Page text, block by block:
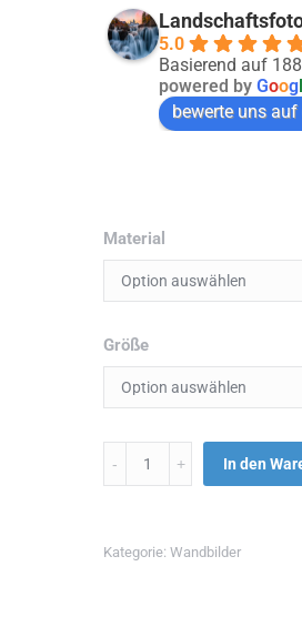
5.0
Basierend auf
powered by Googl
bewerte uns auf
Material
Größe
Menge In den
Kategorie: Wandbilder